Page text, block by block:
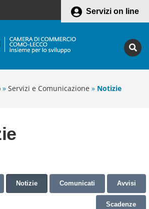
Servizi on line
» Servizi e Comunicazione » Notizie
Notizie Comunicati Avvisi
Scadenze